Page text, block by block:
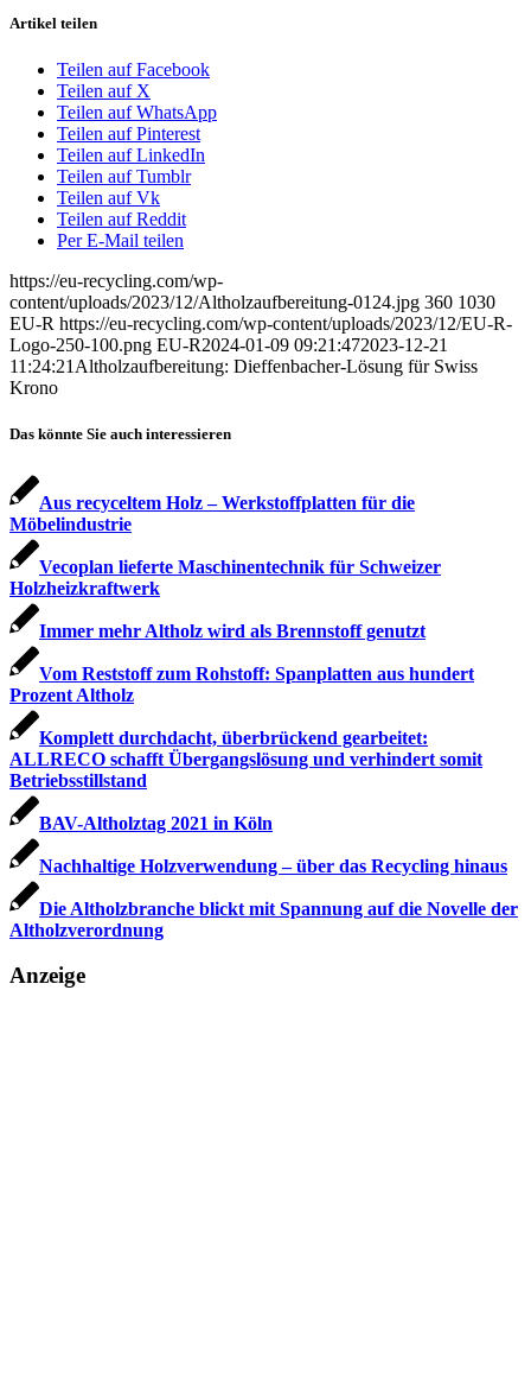
Artikel teilen
Teilen auf Facebook
Teilen auf X
Teilen auf WhatsApp
Teilen auf Pinterest
Teilen auf LinkedIn
Teilen auf Tumblr
Teilen auf Vk
Teilen auf Reddit
Per E-Mail teilen
https://eu-recycling.com/wp-
content/uploads/2023/12/Altholzaufbereitung-0124.jpg 360 1030
EU-R https://eu-recycling.com/wp-content/uploads/2023/12/EU-R-
Logo-250-100.png EU-R2024-01-09 09:21:472023-12-21
11:24:21 Altholzaufbereitung: Dieffenbacher-Lösung für Swiss
Krono
Das könnte Sie auch interessieren
Aus recyceltem Holz – Werkstoffplatten für die
Möbelindustrie
Vecoplan lieferte Maschinentechnik für Schweizer
Holzheizkraftwerk
Immer mehr Altholz wird als Brennstoff genutzt
Vom Reststoff zum Rohstoff: Spanplatten aus hundert
Prozent Altholz
Komplett durchdacht, überbrückend gearbeitet:
ALLRECO schafft Übergangslösung und verhindert somit
Betriebsstillstand
BAV-Altholztag 2021 in Köln
Nachhaltige Holzverwendung – über das Recycling hinaus
Die Altholzbranche blickt mit Spannung auf die Novelle der
Altholz­verordnung
Anzeige